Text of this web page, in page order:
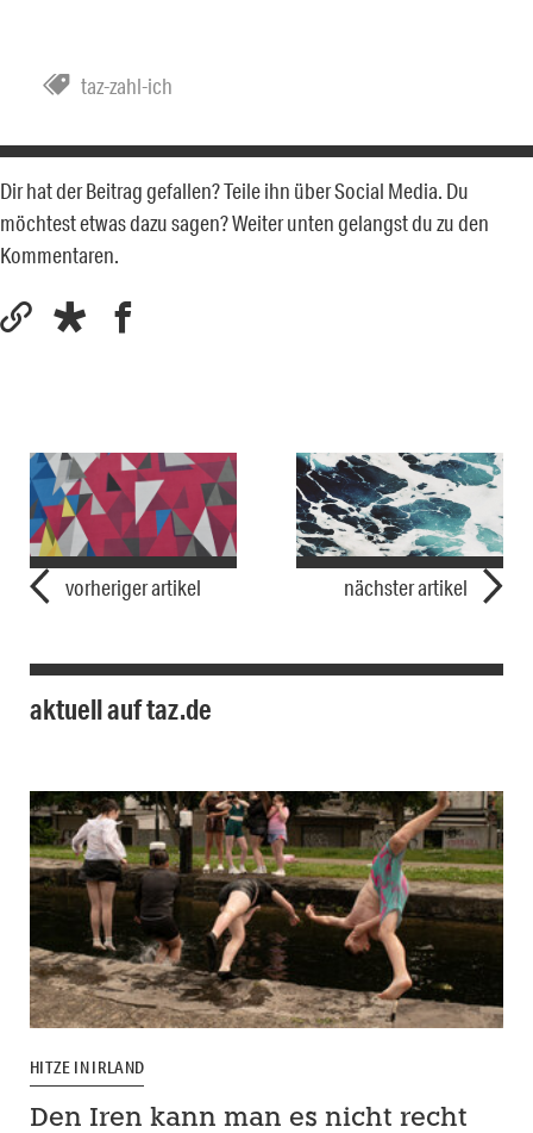
taz-zahl-ich
Dir hat der Beitrag gefallen? Teile ihn über Social Media. Du
möchtest etwas dazu sagen? Weiter unten gelangst du zu den
Kommentaren.
vorheriger artikel nächster artikel
aktuell auf taz.de
HITZE IN IRLAND
Den Iren kann man es nicht recht